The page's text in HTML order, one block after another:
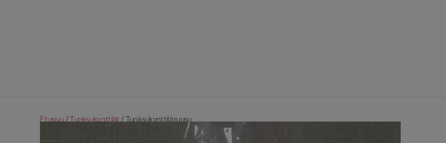
Etusivu/Tuoksukynttilät/ Tuoksukynttilä ruusu